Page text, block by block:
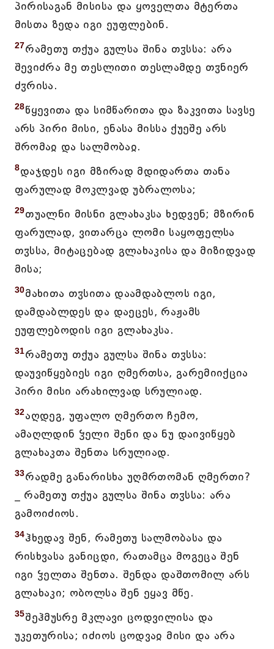
პირისაგან მისისა და ყოველთა მტერთა
მისთა ზედა იგი ეუფლებინ.
27რამეთუ თქუა გულსა შინა თჳსსა: არა
შევიძრა მე თესლითი თესლამდე თჳნიერ
ძჳრისა.
28წყევითა და სიმწარითა და ზაკვითა სავსე
არს პირი მისი, ენასა მისსა ქუეშე არს
შრომაჲ და სალმობაჲ.
8დაჯდეს იგი მზირად მდიდართა თანა
ფარულად მოკლვად უბრალოსა;
29თუალნი მისნი გლახაკსა ხედვენ; მზირინ
ფარულად, ვითარცა ლომი საყოფელსა
თჳსსა, მიტაცებად გლახაკისა და მიზიდვად
მისა;
30მახითა თჳსითა დაამდაბლოს იგი,
დამდაბლდეს და დაეცეს, რაჟამს
ეუფლებოდის იგი გლახაკსა.
31რამეთუ თქუა გულსა შინა თჳსსა:
დაუვიწყებიეს იგი ღმერთსა, გარემიიქცია
პირი მისი არახილვად სრულიად.
32აღდეგ, უფალო ღმერთო ჩემო,
ამაღლდინ ჴელი შენი და ნუ დაივიწყებ
გლახაკთა შენთა სრულიად.
33რადმე განარისხა უღმრთომან ღმერთი?
_ რამეთუ თქუა გულსა შინა თჳსსა: არა
გამოიძიოს.
34ჰხედავ შენ, რამეთუ სალმობასა და
რისხვასა განიცდი, რათამცა მოგეცა შენ
იგი ჴელთა შენთა. შენდა დაშთომილ არს
გლახაკი; ობოლსა შენ ეყავ მწე.
35შეჰმუსრე მკლავი ცოდვილისა და
უკეთურისა; იძიოს ცოდვაჲ მისი და არა